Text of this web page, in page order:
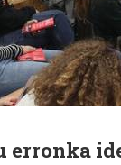
erronka